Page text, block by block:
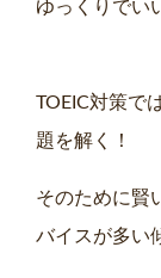
ゆっくりでい
TOEIC対策で
題を解く！
そのために賢
バイスが多い